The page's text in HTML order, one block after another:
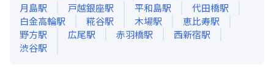
月島駅 戸越銀座駅 平和島駅 代田橋駅
白金高輪駅 糀谷駅 木場駅 恵比寿駅
野方駅 広尾駅 赤羽橋駅 西新宿駅
渋谷駅